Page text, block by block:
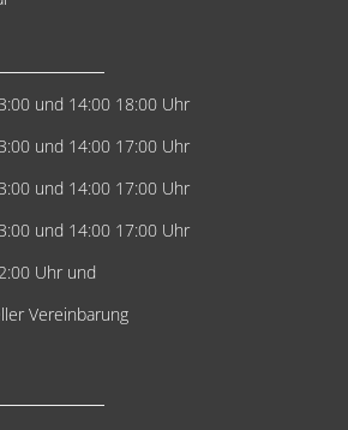
und 14:00 18:00 Uhr
und 14:00 17:00 Uhr
und 14:00 17:00 Uhr
und 14:00 17:00 Uhr
Uhr und
Vereinbarung